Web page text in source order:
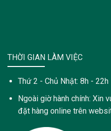
THỜI GIAN LÀM VIỆC
Thứ 2 - Chủ Nhật: 8h - 22h
Ngoài giờ hành chính: Xin
đặt hàng online trên